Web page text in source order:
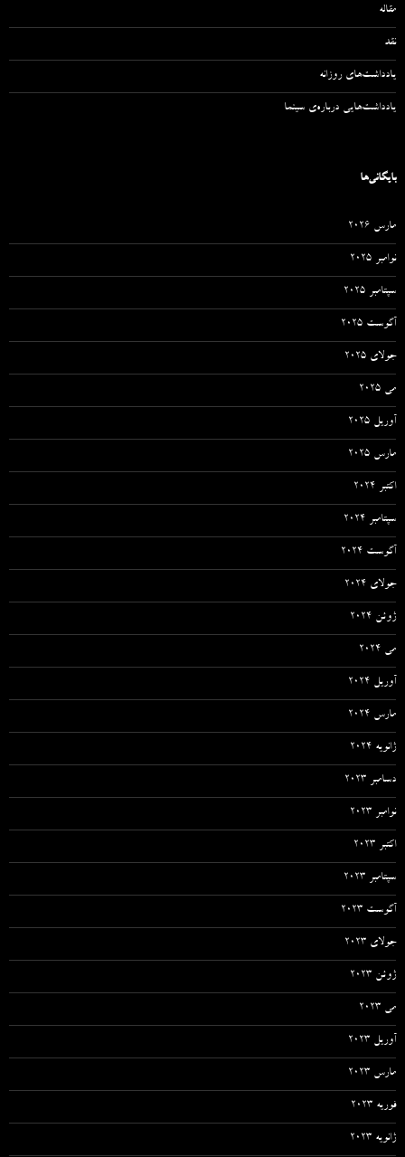
مقاله‌
نقد
یادداشت‌های روزانه
یادداشت‌هایی درباره‌ی سینما
بایگانی‌ها
مارس 2026
نوامبر 2025
سپتامبر 2025
آگوست 2025
جولای 2025
می 2025
آوریل 2025
مارس 2025
اکتبر 2024
سپتامبر 2024
آگوست 2024
جولای 2024
ژوئن 2024
می 2024
آوریل 2024
مارس 2024
ژانویه 2024
دسامبر 2023
نوامبر 2023
اکتبر 2023
سپتامبر 2023
آگوست 2023
جولای 2023
ژوئن 2023
می 2023
آوریل 2023
مارس 2023
فوریه 2023
ژانویه 2023